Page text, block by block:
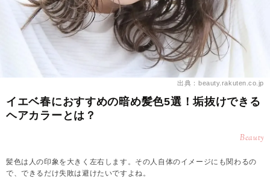
出典：beauty.rakuten.co.jp
イエベ春におすすめの暗め髪色5選！垢抜けできる
ヘアカラーとは？
Beauty
髪色は人の印象を大きく左右します。その人自体のイメージにも関わるの
で、できるだけ失敗は避けたいですよね。